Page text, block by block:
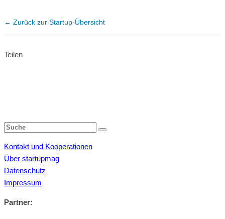
← Zurück zur Startup-Übersicht
Teilen
Kontakt und Kooperationen
Über startupmag
Datenschutz
Impressum
Partner: